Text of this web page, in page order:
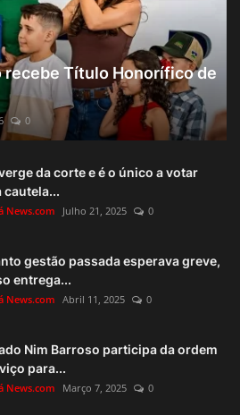
recebe Título Honorífico de
0
da corte e é o único a votar
cautela...
News.com Julho 21, 2025 0
gestão passada esperava greve,
entrega...
News.com Abril 11, 2025 0
Nim Barroso participa da ordem
para...
News.com Março 7, 2025 0